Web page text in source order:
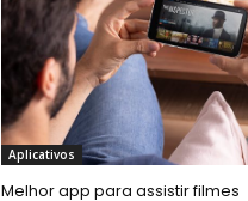
Aplicativos
Melhor app para assistir filmes